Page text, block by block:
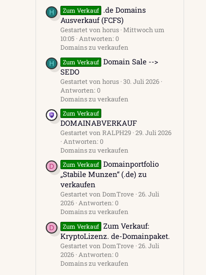
H Zum Verkauf
.de Domains
Ausverkauf (FCFS)
Gestartet von horus Mittwoch um
10:05 Antworten: 0
Domains zu verkaufen
H Zum Verkauf Domain Sale -->
SEDO
Gestartet von horus 30. Juli 2026
Antworten: 0
Domains zu verkaufen
Zum Verkauf
DOMAINABVERKAUF
Gestartet von RALPH29 29. Juli 2026
Antworten: 0
Domains zu verkaufen
D Zum Verkauf Domainportfolio
„Stabile Munzen“ (.de) zu
verkaufen
Gestartet von DomTrove 26. Juli
2026 Antworten: 0
Domains zu verkaufen
D Zum Verkauf Zum Verkauf:
KryptoLizenz. de-Domainpaket.
Gestartet von DomTrove 26. Juli
2026 Antworten: 0
Domains zu verkaufen